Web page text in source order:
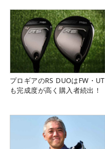
プロギアのRS DUOはFW・UT
も完成度が高く購入者続出！